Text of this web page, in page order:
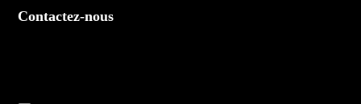
Contactez-nous